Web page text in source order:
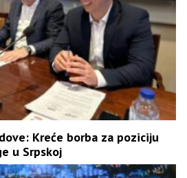
Kreće borba za poziciju
u Srpskoj